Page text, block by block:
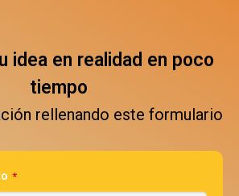
idea en realidad en poco
tiempo
rellenando este formulario
*